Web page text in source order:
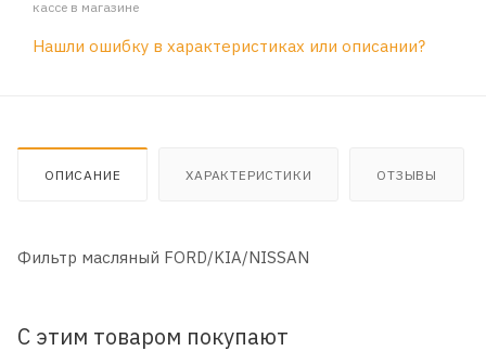
кассе в магазине
Нашли ошибку в характеристиках или описании?
ОПИСАНИЕ ХАРАКТЕРИСТИКИ ОТЗЫВЫ
Фильтр масляный FORD/KIA/NISSAN
С этим товаром покупают